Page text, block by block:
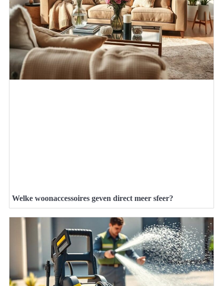
Welke woonaccessoires geven direct meer sfeer?